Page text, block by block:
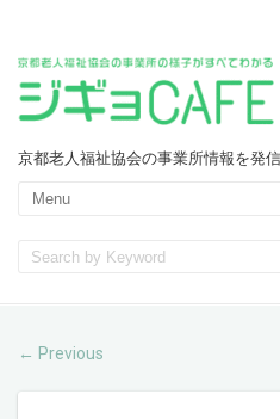
京都老人福祉協会の事業所情報を発
← Previous